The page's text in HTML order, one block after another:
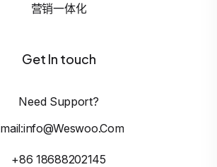
营销一体化
Get In touch
Need Support?
+86 18688202145